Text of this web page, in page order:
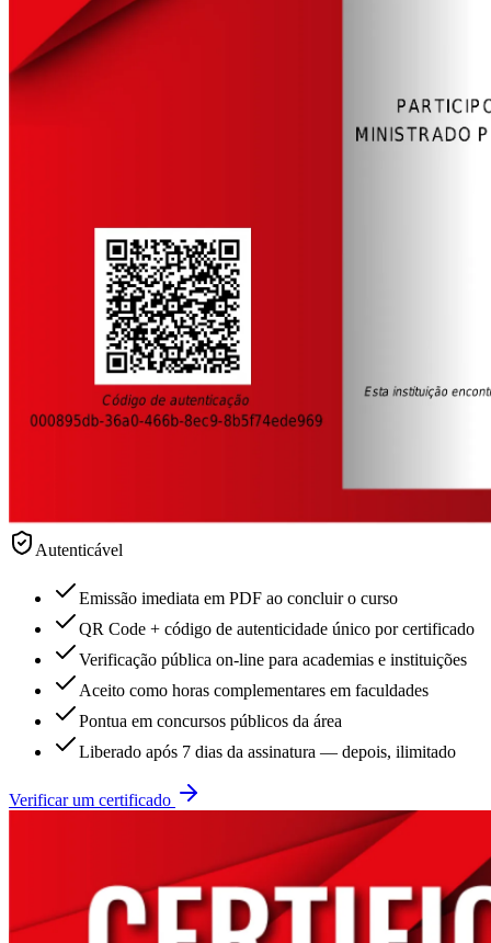
Autenticável
Emissão imediata em PDF ao concluir o curso
QR Code + código de autenticidade único por certificado
Verificação pública on-line para academias e instituições
Aceito como horas complementares em faculdades
Pontua em concursos públicos da área
Liberado após 7 dias da assinatura — depois, ilimitado
Verificar um certificado